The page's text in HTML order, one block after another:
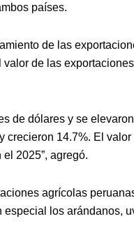
países.
de las
de las
de dólares y se
14.7%. El
2025”, agregó.
agrícolas
los arándanos,